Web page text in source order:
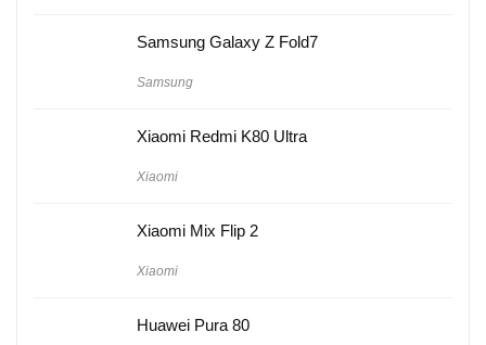
Samsung Galaxy Z Fold7
Samsung
Xiaomi Redmi K80 Ultra
Xiaomi
Xiaomi Mix Flip 2
Xiaomi
Huawei Pura 80